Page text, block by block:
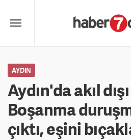
AYDIN
Aydın'da akıl
Boşanma
çıktı, eşini